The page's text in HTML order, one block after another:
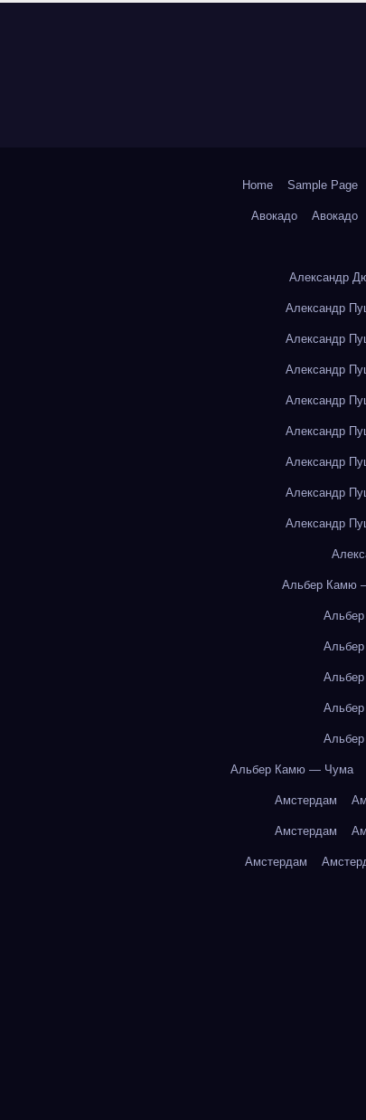
Home Sample Page
Авокадо Авокадо
Александр
Александр
Александр
Александр
Александр
Александр
Александр
Александр
Александр
Альбер Камю
Альбер Камю — Чума
Амстердам
Амстердам
Амстердам